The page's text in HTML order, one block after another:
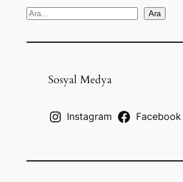
S
a
Ara
Sosyal Medya
Instagram Facebook